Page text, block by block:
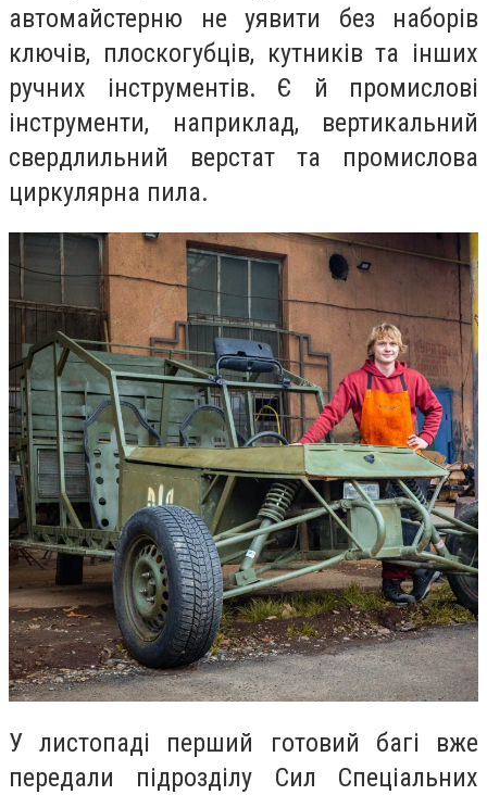
автомайстерню не уявити без наборів
ключів, плоскогубців, кутників та інших
ручних інструментів. Є й промислові
інструменти, наприклад, вертикальний
свердлильний верстат та промислова
циркулярна пила.
У листопаді перший готовий багі вже
передали підрозділу Сил Спеціальних